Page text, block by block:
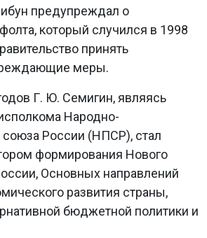
предупреждал о
который случился в 1998
принять
меры.
Г. Ю. Семигин, являясь
Народно-
союза России (НПСР), стал
формирования Нового
Основных направлений
развития страны,
бюджетной политики и